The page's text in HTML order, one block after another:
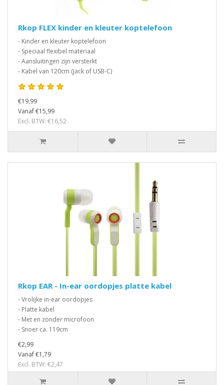
Rkop FLEX kinder en kleuter koptelefoon
- Kinder en kleuter koptelefoon
- Speciaal flexibel materiaal
- Aansluitingen zijn versterkt
- Kabel van 120cm (Jack of USB-C)
€19,99
Vanaf €15,99
Excl. BTW: €16,52
Rkop EAR - In-ear oordopjes platte kabel
- Vrolijke in-ear oordopjes
- Platte kabel
- Met en zonder microfoon
- Snoer ca. 119cm
€2,99
Vanaf €1,79
Excl. BTW: €2,47